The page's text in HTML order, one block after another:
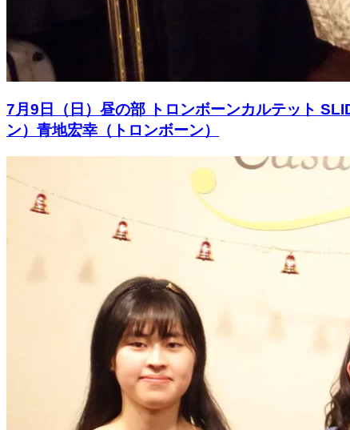
7月9日（日）昼の部 トロンボーンカルテット
ン）青地宏幸（トロンボーン）